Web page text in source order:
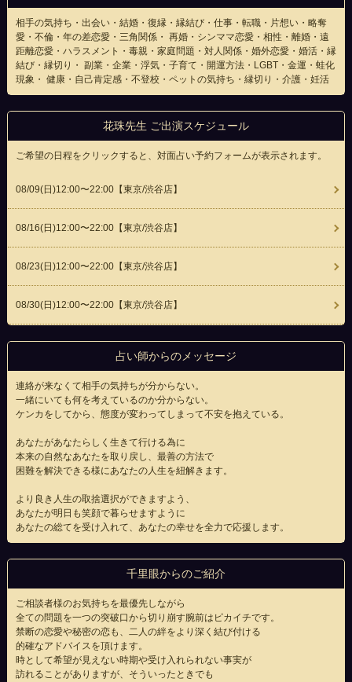
相手の気持ち・出会い・結婚・復縁・縁結び・仕事・転職・片想い・略奪
愛・不倫・年の差恋愛・三角関係・ 再婚・シンママ恋愛・相性・離婚・遠
距離恋愛・ハラスメント・毒親・家庭問題・対人関係・婚外恋愛・婚活・縁
結び・縁切り・ 副業・企業・浮気・子育て・開運方法・LGBT・金運・蛙化
現象・ 健康・自己肯定感・不登校・ペットの気持ち・縁切り・介護・妊活
花珠先生 ご出演スケジュール
ご希望の日程をクリックすると、対面占い予約フォームが表示されます。
08/09(日 )12:00〜22:00【東京/渋谷店】
08/16(日 )12:00〜22:00【東京/渋谷店】
08/23(日 )12:00〜22:00【東京/渋谷店】
08/30(日 )12:00〜22:00【東京/渋谷店】
占い師からのメッセージ
連絡が来なくて相手の気持ちが分からない。
一緒にいても何を考えているのか分からない。
ケンカをしてから、態度が変わってしまって不安を抱えている。
あなたがあなたらしく生きて行ける為に
本来の自然なあなたを取り戻し、最善の方法で
困難を解決できる様にあなたの人生を紐解きます。
より良き人生の取捨選択ができますよう、
あなたが明日も笑顔で暮らせますように
あなたの総てを受け入れて、あなたの幸せを全力で応援します。
千里眼からのご紹介
ご相談者様のお気持ちを最優先しながら
全ての問題を一つの突破口から切り崩す腕前はピカイチです。
禁断の恋愛や秘密の恋も、二人の絆をより深く結び付ける
的確なアドバイスを頂けます。
時として希望が見えない時期や受け入れられない事実が
訪れることがありますが、そういったときでも